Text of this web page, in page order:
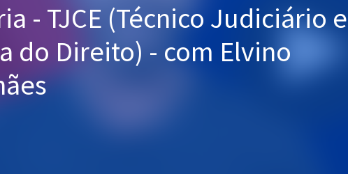
- TJCE (Técnico Judiciário e
do Direito) - com Elvino